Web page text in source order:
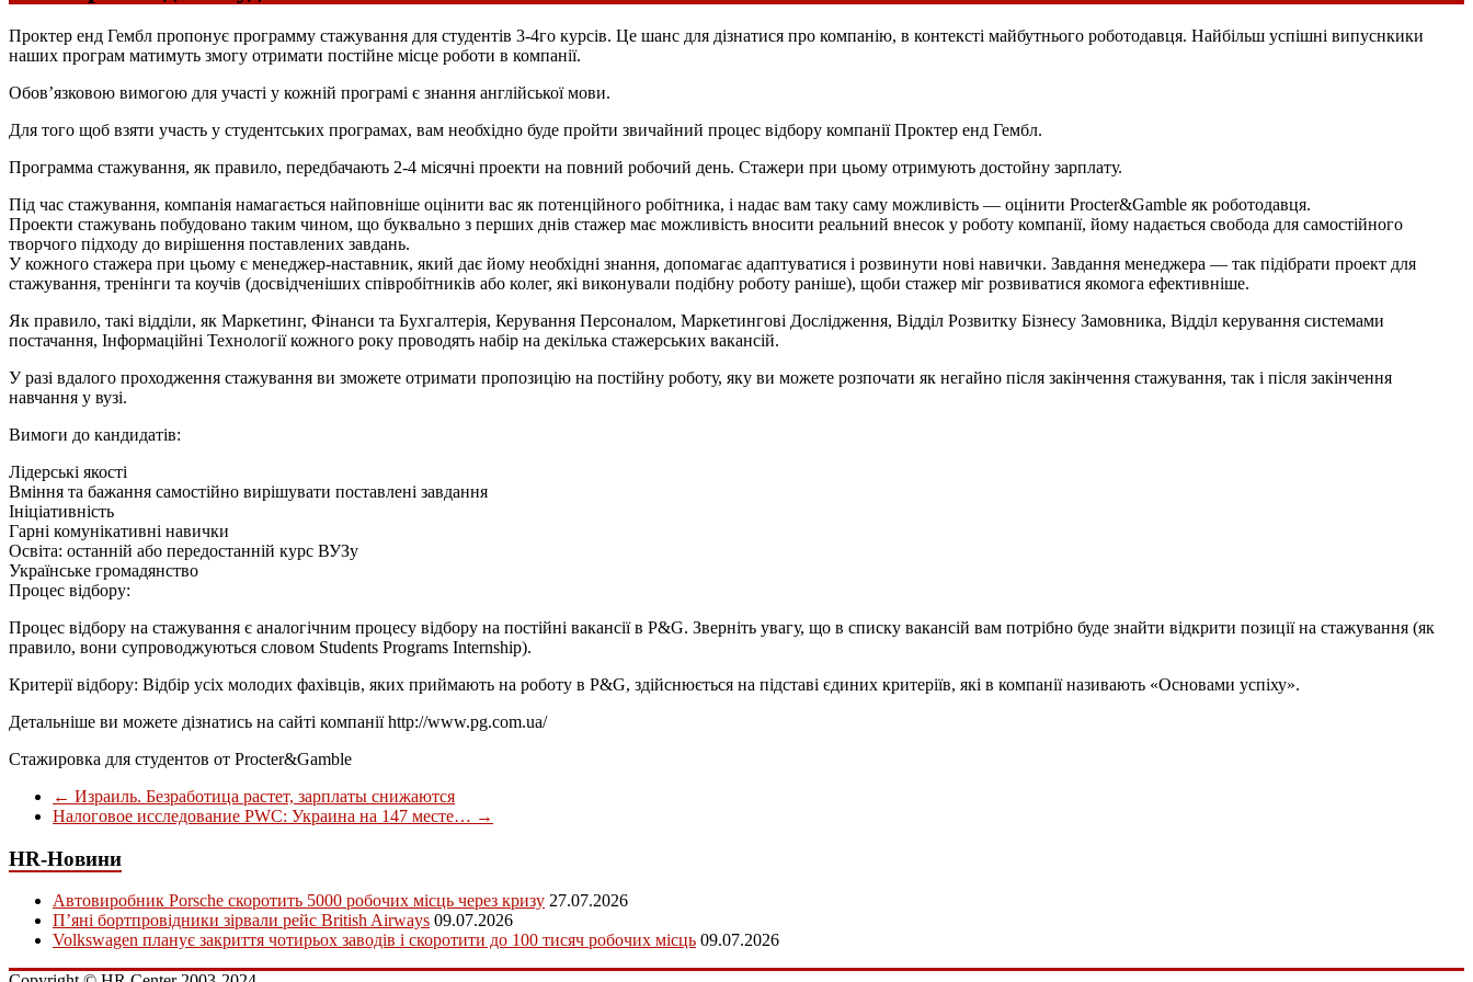
Проктер енд Гембл пропонує программу стажування для студентів 3-4го курсів. Це шанс для дізнатися про компанію, в контексті майбутнього роботодавця. Найбільш успішні випуснкики
наших програм матимуть змогу отримати постійне місце роботи в компанії.
Обов’язковою вимогою для участі у кожній програмі є знання англійської мови.
Для того щоб взяти участь у студентських програмах, вам необхідно буде пройти звичайний процес відбору компанії Проктер енд Гембл.
Программа стажування, як правило, передбачають 2-4 місячні проекти на повний робочий день. Стажери при цьому отримують достойну зарплату.
Під час стажування, компанія намагається найповніше оцінити вас як потенційного робітника, і надає вам таку саму можливість — оцінити Procter&Gamble як роботодавця.
Проекти стажувань побудовано таким чином, що буквально з перших днів стажер має можливість вносити реальний внесок у роботу компанії, йому надається свобода для самостійного
творчого підходу до вирішення поставлених завдань.
У кожного стажера при цьому є менеджер-наставник, який дає йому необхідні знання, допомагає адаптуватися і розвинути нові навички. Завдання менеджера — так підібрати проект для
стажування, тренінги та коучів (досвідченіших співробітників або колег, які виконували подібну роботу раніше), щоби стажер міг розвиватися якомога ефективніше.
Як правило, такі відділи, як Маркетинг, Фінанси та Бухгалтерія, Керування Персоналом, Маркетингові Дослідження, Відділ Розвитку Бізнесу Замовника, Відділ керування системами
постачання, Інформаційні Технології кожного року проводять набір на декілька стажерських вакансій.
У разі вдалого проходження стажування ви зможете отримати пропозицію на постійну роботу, яку ви можете розпочати як негайно після закінчення стажування, так і після закінчення
навчання у вузі.
Вимоги до кандидатів:
Лідерські якості
Вміння та бажання самостійно вирішувати поставлені завдання
Ініціативність
Гарні комунікативні навички
Освіта: останній або передостанній курс ВУЗу
Українське громадянство
Процес відбору:
Процес відбору на стажування є аналогічним процесу відбору на постійні вакансії в P&G. Зверніть увагу, що в списку вакансій вам потрібно буде знайти відкрити позиції на стажування (як
правило, вони супроводжуються словом Students Programs Internship).
Критерії відбору: Відбір усіх молодих фахівців, яких приймають на роботу в P&G, здійснюється на підставі єдиних критеріїв, які в компанії називають «Основами успіху».
Детальніше ви можете дізнатись на сайті компанії http://www.pg.com.ua/
Стажировка для студентов от Procter&Gamble
← Израиль. Безработица растет, зарплаты снижаются
Налоговое исследование PWC: Украина на 147 месте… →
HR-Новини
Автовиробник Porsche скоротить 5000 робочих місць через кризу 27.07.2026
П’яні бортпровідники зірвали рейс British Airways 09.07.2026
Volkswagen планує закриття чотирьох заводів і скоротити до 100 тисяч робочих місць 09.07.2026